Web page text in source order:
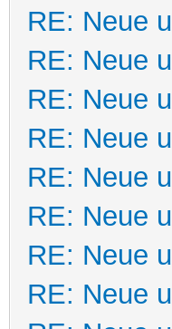
RE: Neue
RE: Neue
RE: Neue
RE: Neue
RE: Neue
RE: Neue
RE: Neue
RE: Neue